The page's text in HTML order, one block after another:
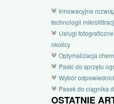
Innowacyjne
technologii
Usługi
okolicy
Optymalizacja
Paski do sprzętu
Wybór
Pasek do ciągnika
OSTATNIE